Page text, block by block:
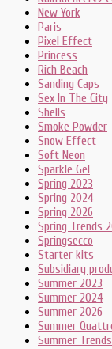
New York
Paris
Pixel Effect
Princess
Rich Beach
Sanding Caps
Sex In The City
Shells
Smoke Powder
Snow Effect
Soft Neon
Sparkle Gel
Spring 2023
Spring 2024
Spring 2026
Spring Trends
Springsecco
Starter kits
Subsidiary
Summer 2023
Summer 2024
Summer 2026
Summer
Summer